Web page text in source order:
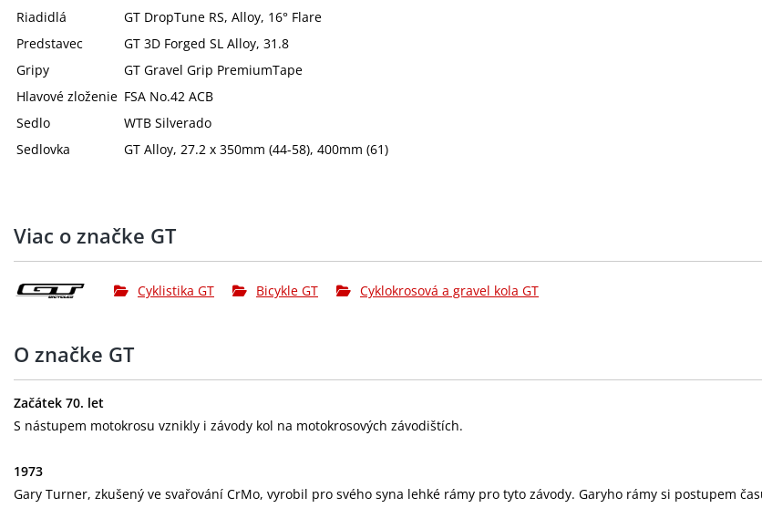
Riadidlá
GT DropTune RS, Alloy, 16° Flare
Predstavec
GT 3D Forged SL Alloy, 31.8
Gripy
GT Gravel Grip PremiumTape
Hlavové zloženie FSA No.42 ACB
Sedlo
WTB Silverado
Sedlovka
GT Alloy, 27.2 x 350mm (44-58), 400mm (61)
Viac o značke GT
Cyklistika GT Bicykle GT Cyklokrosová a gravel kola GT
O značke GT
Začátek 70. let
S nástupem motokrosu vznikly i závody kol na motokrosových závodištích.
1973
Gary Turner, zkušený ve svařování CrMo, vyrobil pro svého syna lehké rámy pro tyto závody. Garyho rámy si postupem